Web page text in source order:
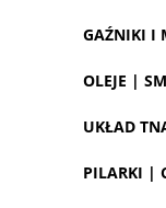
GAŹNIKI I
OLEJE |
UKŁAD
PILARKI |